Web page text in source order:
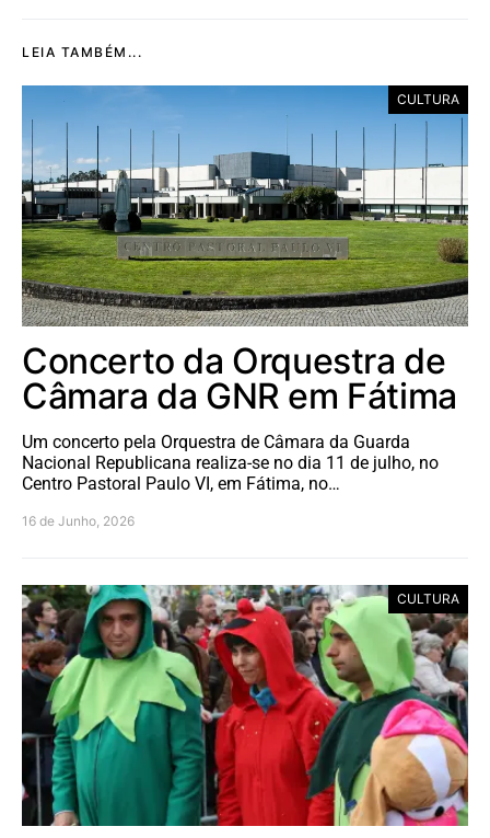
LEIA TAMBÉM...
CULTURA
Concerto da Orquestra de
Câmara da GNR em Fátima
Um concerto pela Orquestra de Câmara da Guarda
Nacional Republicana realiza-se no dia 11 de julho, no
Centro Pastoral Paulo VI, em Fátima, no…
16 de Junho, 2026
CULTURA